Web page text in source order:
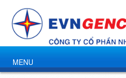
MENU